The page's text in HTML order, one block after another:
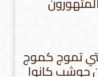
تموج كموج
حوشب كانوا